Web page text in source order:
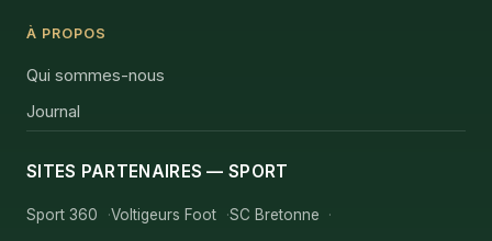
À PROPOS
Qui sommes-nous
Journal
SITES PARTENAIRES — SPORT
Sport 360 Voltigeurs Foot
SC Bretonne